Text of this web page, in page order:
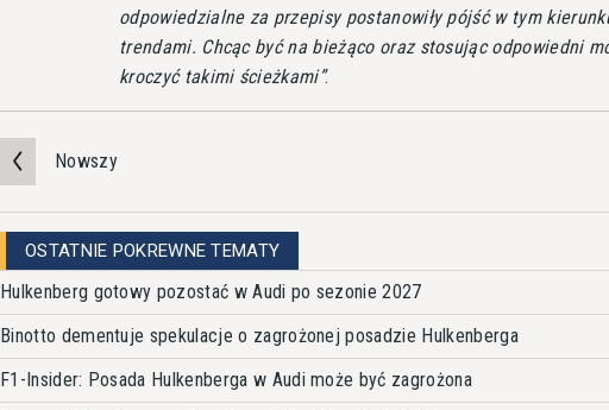
odpowiedzialne za przepisy postanowiły pójść w tym
trendami. Chcąc być na bieżąco oraz stosując odpowiedni
kroczyć takimi ścieżkami .
Nowszy
OSTATNIE POKREWNE TEMATY
Hulkenberg gotowy pozostać w Audi po sezonie 2027
Binotto dementuje spekulacje o zagrożonej posadzie Hulkenberga
F1-Insider: Posada Hulkenberga w Audi może być zagrożona